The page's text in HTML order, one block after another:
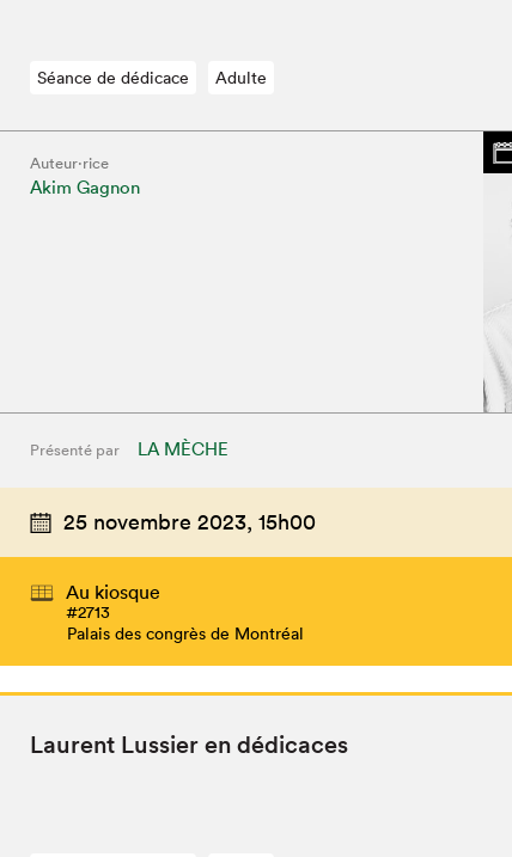
Séance de dédicace Adulte
Auteur·rice
Akim Gagnon
Présenté par LA MÈCHE
25 novembre 2023, 15h00
Au kiosque
#2713
Palais des congrès de Montréal
Lau­rent Lussier en dédicaces